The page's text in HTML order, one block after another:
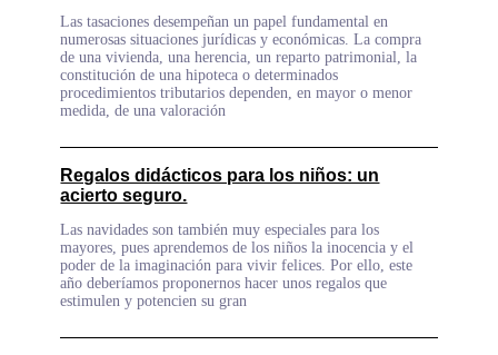
Las tasaciones desempeñan un papel fundamental en
numerosas situaciones jurídicas y económicas. La compra
de una vivienda, una herencia, un reparto patrimonial, la
constitución de una hipoteca o determinados
procedimientos tributarios dependen, en mayor o menor
medida, de una valoración
Regalos didácticos para los niños: un
acierto seguro.
Las navidades son también muy especiales para los
mayores, pues aprendemos de los niños la inocencia y el
poder de la imaginación para vivir felices. Por ello, este
año deberíamos proponernos hacer unos regalos que
estimulen y potencien su gran